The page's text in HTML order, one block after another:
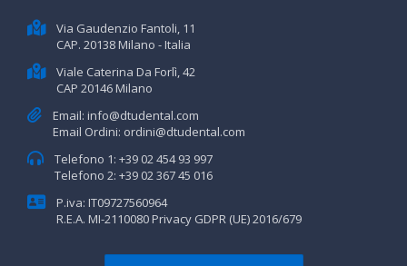
Via Gaudenzio Fantoli, 11
CAP. 20138 Milano - Italia
Viale Caterina Da Forlì, 42
CAP 20146 Milano
Email: info@dtudental.com
Email Ordini: ordini@dtudental.com
Telefono 1: +39 02 454 93 997
Telefono 2: +39 02 367 45 016
P.iva: IT09727560964
R.E.A. MI-2110080Privacy GDPR (UE) 2016/679